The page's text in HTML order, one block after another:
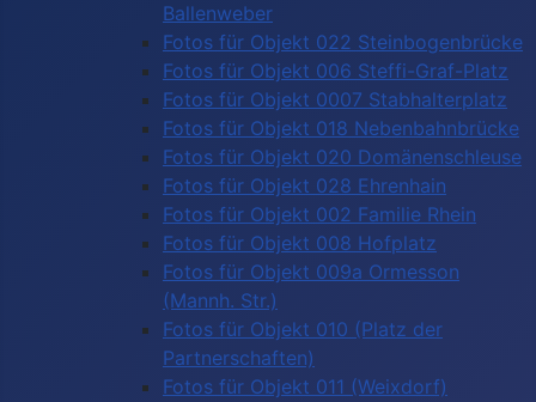
Ballenweber
Fotos für Objekt 022 Steinbogenbrücke
Fotos für Objekt 006 Steffi-Graf-Platz
Fotos für Objekt 0007 Stabhalterplatz
Fotos für Objekt 018 Nebenbahnbrücke
Fotos für Objekt 020 Domänenschleuse
Fotos für Objekt 028 Ehrenhain
Fotos für Objekt 002 Familie Rhein
Fotos für Objekt 008 Hofplatz
Fotos für Objekt 009a Ormesson
(Mannh. Str.)
Fotos für Objekt 010 (Platz der
Partnerschaften)
Fotos für Objekt 011 (Weixdorf)